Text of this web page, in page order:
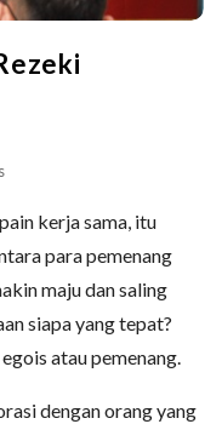
kerja sama, itu
para pemenang
maju dan saling
siapa yang tepat?
atau pemenang.
dengan orang yang